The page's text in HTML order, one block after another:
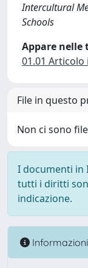
Intercultural
Schools
Appare nelle
01.01 Articolo
File in questo
Non ci sono
I documenti in
tutti i diritti
indicazione.
Informazioni